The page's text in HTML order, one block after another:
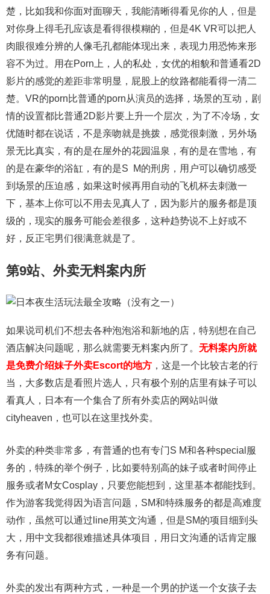
楚，比如我和你面对面聊天，我能清晰得看见你的人，但是
对你身上得毛孔应该是看得很模糊的，但是4K VR可以把人
肉眼很难分辨的人像毛孔都能体现出来，表现力用恐怖来形
容不为过。用在Porn上，人的私处，女优的相貌和普通看2D
影片的感觉的差距非常明显，屁股上的纹路都能看得一清二
楚。VR的porn比普通的porn从演员的选择，场景的互动，剧
情的设置都比普通2D影片要上升一个层次，为了不冷场，女
优随时都在说话，不是亲吻就是挑拨，感觉很刺激，另外场
景无比真实，有的是在屋外的花园温泉，有的是在雪地，有
的是在豪华的浴缸，有的是S M的刑房，用户可以确切感受
到场景的压迫感，如果这时候再用自动的飞机杯去刺激一
下，基本上你可以不用去见真人了，因为影片的服务都是顶
级的，现实的服务可能会差很多，这种趋势说不上好或不
好，反正宅男们很满意就是了。
第9站、外卖无料案内所
如果说司机们不想去各种泡泡浴和新地的店，特别想在自己
酒店解决问题呢，那么就需要无料案内所了。 无料案内所就
是免费介绍妹子外卖Escort的地方 ，这是一个比较古老的行
当，大多数店是看照片选人，只有极个别的店里有妹子可以
看真人，日本有一个集合了所有外卖店的网站叫做
cityheaven，也可以在这里找外卖。
外卖的种类非常多，有普通的也有专门S M和各种special服
务的，特殊的举个例子，比如要特别高的妹子或者时间停止
服务或者M女Cosplay，只要您能想到，这里基本都能找到。
作为游客我觉得因为语言问题，SM和特殊服务的都是高难度
动作，虽然可以通过line用英文沟通，但是SM的项目细到头
大，用中文我都很难描述具体项目，用日文沟通的话肯定服
务有问题。
外卖的发出有两种方式，一种是一个男的护送一个女孩子去